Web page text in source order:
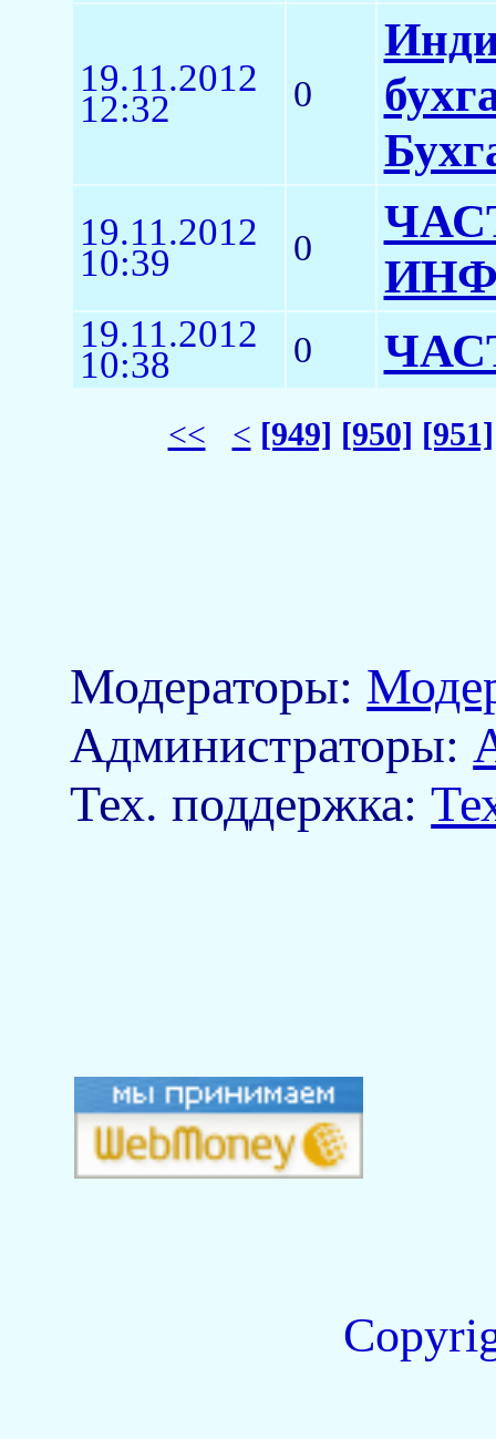
19.11.2012
12:32 0
19.11.2012
10:39 0
19.11.2012
10:38 0
<< < [949] [950] [951]
Модераторы:
Aдминистраторы:
Тех. поддержка: